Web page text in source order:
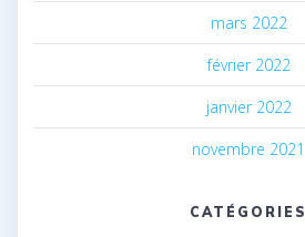
mars 2022
février 2022
janvier 2022
novembre 2021
CATÉGORIES